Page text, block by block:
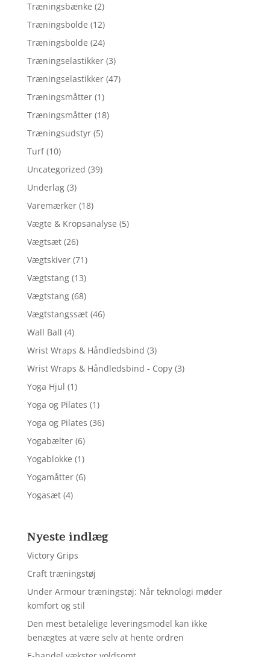
Træningsbænke (2)
Træningsbolde (12)
Træningsbolde (24)
Træningselastikker (3)
Træningselastikker (47)
Træningsmåtter (1)
Træningsmåtter (18)
Træningsudstyr (5)
Turf (10)
Uncategorized (39)
Underlag (3)
Varemærker (18)
Vægte & Kropsanalyse (5)
Vægtsæt (26)
Vægtskiver (71)
Vægtstang (13)
Vægtstang (68)
Vægtstangssæt (46)
Wall Ball (4)
Wrist Wraps & Håndledsbind (3)
Wrist Wraps & Håndledsbind - Copy (3)
Yoga Hjul (1)
Yoga og Pilates (1)
Yoga og Pilates (36)
Yogabælter (6)
Yogablokke (1)
Yogamåtter (6)
Yogasæt (4)
Nyeste indlæg
Victory Grips
Craft træningstøj
Under Armour træningstøj: Når teknologi møder
komfort og stil
Den mest betalelige leveringsmodel kan ikke
benægtes at være selv at hente ordren